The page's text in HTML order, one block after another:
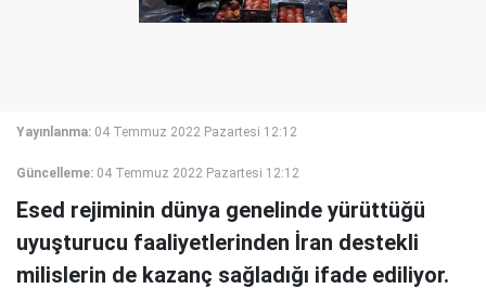
Yayınlanma: 04 Temmuz 2022 Pazartesi 12:12
Güncelleme: 04 Temmuz 2022 Pazartesi 12:12
Esed rejiminin dünya genelinde yürüttüğü
uyuşturucu faaliyetlerinden İran destekli
milislerin de kazanç sağladığı ifade ediliyor.